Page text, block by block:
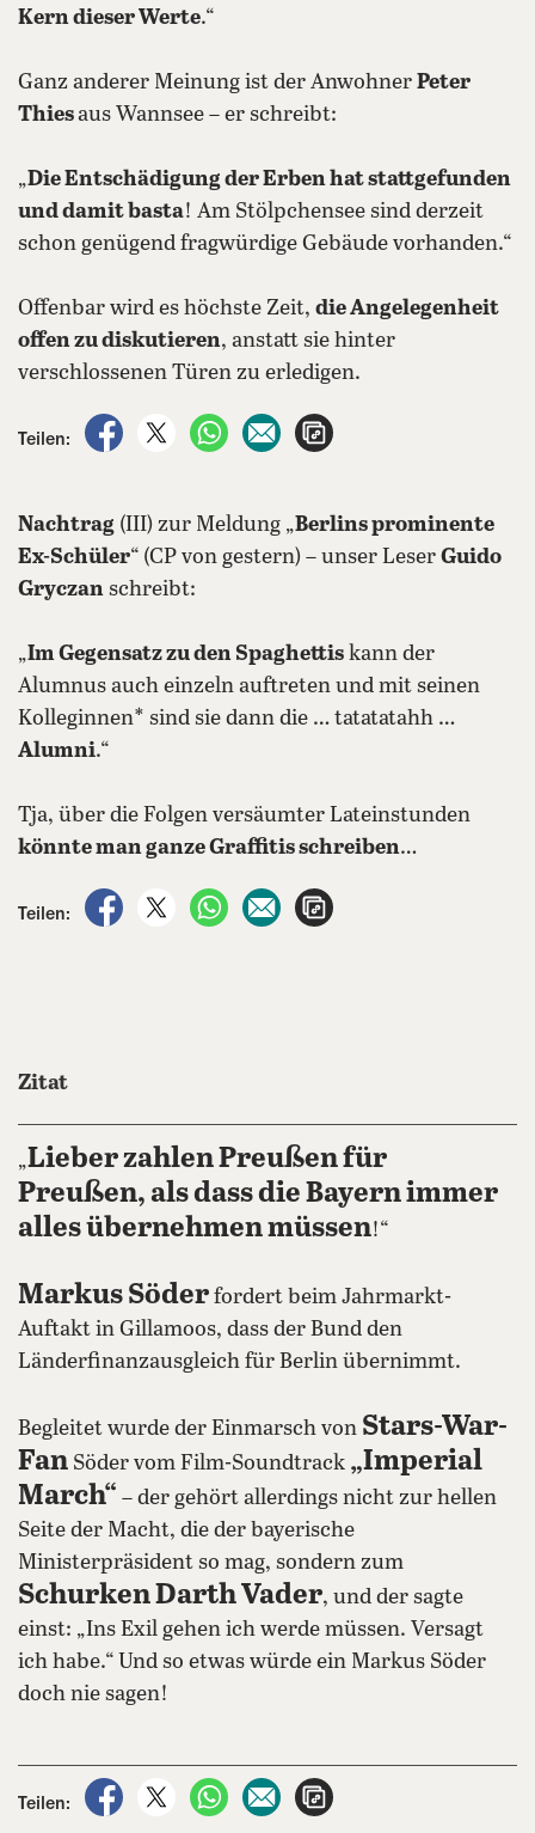
Kern dieser Werte.“
Ganz anderer Meinung ist der Anwohner Peter
Thiesaus Wannsee – er schreibt:
„Die Entschädigung der Erben hat stattgefunden
und damit basta! Am Stölpchensee sind derzeit
schon genügend fragwürdige Gebäude vorhanden.“
Offenbar wird es höchste Zeit, die Angelegenheit
offen zu diskutieren, anstatt sie hinter
verschlossenen Türen zu erledigen.
Teilen:
auf Facebook teilen
auf X teilenper WhatsApp teilen
per E-Mail teilen
Nachtrag (III) zur Meldung „Berlins prominente
Ex-Schüler“ (CP von gestern) – unser Leser Guido
Gryczan schreibt:
„Im Gegensatz zu den Spaghettis kann der
Alumnus auch einzeln auftreten und mit seinen
Kolleginnen* sind sie dann die … tatatatahh …
Alumni.“
Tja, über die Folgen versäumter Lateinstunden
könnte man ganze Graffitis schreiben…
Teilen:
auf Facebook teilen
auf X teilenper WhatsApp teilen
per E-Mail teilen
Zitat
„Lieber zahlen Preußen für
Preußen, als dass die Bayern immer
alles übernehmen müssen!“
Markus Söder fordert beim Jahrmarkt-
Auftakt in Gillamoos, dass der Bund den
Länderfinanzausgleich für Berlin übernimmt.
Begleitet wurde der Einmarsch von Stars-War-
Fan Söder vom Film-Soundtrack „Imperial
March“ – der gehört allerdings nicht zur hellen
Seite der Macht, die der bayerische
Ministerpräsident so mag, sondern zum
Schurken Darth Vader, und der sagte
einst: „Ins Exil gehen ich werde müssen. Versagt
ich habe.“ Und so etwas würde ein Markus Söder
doch nie sagen!
Teilen:
auf Facebook teilen
auf X teilenper WhatsApp teilen
per E-Mail teilen